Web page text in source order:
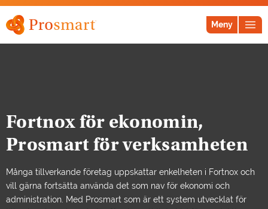
Meny
Fortnox för ekonomin,
Prosmart för verksamheten
Många tillverkande företag uppskattar enkelheten i Fortnox och
vill gärna fortsätta använda det som nav för ekonomi och
administration. Med Prosmart som är ett system utvecklat för